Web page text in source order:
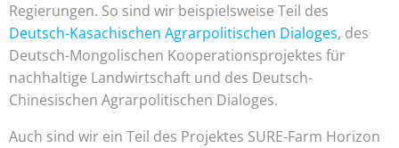
Regierungen. So sind wir beispielsweise Teil des
Deutsch-Kasachischen Agrarpolitischen Dialoges, des
Deutsch-Mongolischen Kooperationsprojektes für
nachhaltige Landwirtschaft und des Deutsch-
Chinesischen Agrarpolitischen Dialoges.
Auch sind wir ein Teil des Projektes SURE-Farm Horizon